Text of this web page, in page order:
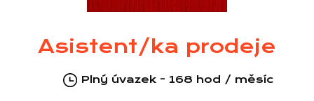
Asistent/ka prodeje
Plný úvazek - 168 hod / měsíc